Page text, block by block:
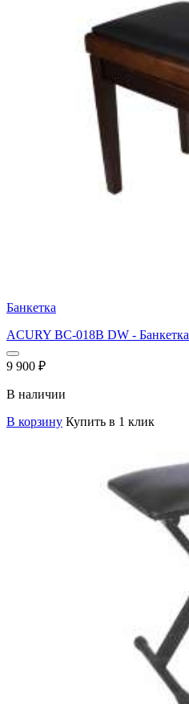
Банкетка
ACURY BC-018B DW - Банкетка
9 900 ₽
В наличии
В корзину Купить в 1 клик